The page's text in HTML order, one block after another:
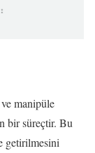
manipüle
bir süreçtir. Bu
getirilmesini